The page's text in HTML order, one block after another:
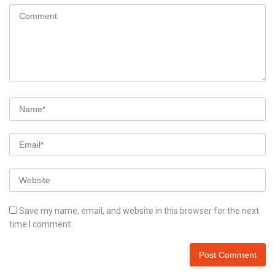
Save my name, email, and website in this browser for the next
time I comment.